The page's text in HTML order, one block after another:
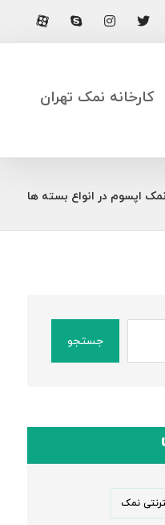
کارخانه نمک تهران
اپسوم در انواع بسته ها
جستجو
نمک